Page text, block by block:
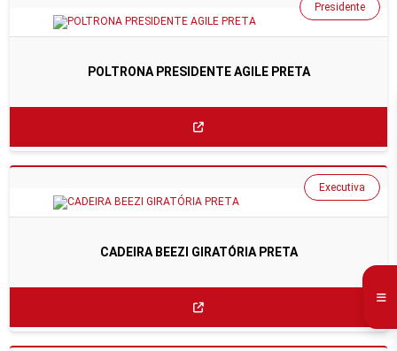
POLTRONA PRESIDENTE AGILE PRETA
Presidente
CADEIRA BEEZI GIRATÓRIA PRETA
Executiva